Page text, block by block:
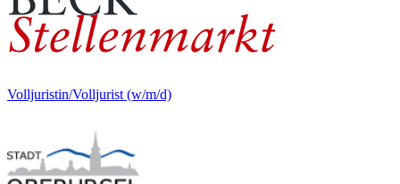
Volljuristin/Volljurist (w/m/d)